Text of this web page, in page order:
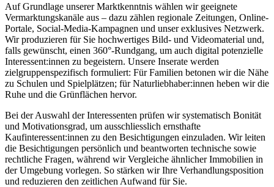
Auf Grundlage unserer Marktkenntnis wählen wir geeignete
Vermarktungskanäle aus – dazu zählen regionale Zeitungen, Online-
Portale, Social-Media-Kampagnen und unser exklusives Netzwerk.
Wir produzieren für Sie hochwertiges Bild- und Videomaterial und,
falls gewünscht, einen 360°-Rundgang, um auch digital potenzielle
Interessent:innen zu begeistern. Unsere Inserate werden
zielgruppenspezifisch formuliert: Für Familien betonen wir die Nähe
zu Schulen und Spielplätzen; für Naturliebhaber:innen heben wir die
Ruhe und die Grünflächen hervor.
Bei der Auswahl der Interessenten prüfen wir systematisch Bonität
und Motivationsgrad, um ausschliesslich ernsthafte
Kaufinteressent:innen zu den Besichtigungen einzuladen. Wir leiten
die Besichtigungen persönlich und beantworten technische sowie
rechtliche Fragen, während wir Vergleiche ähnlicher Immobilien in
der Umgebung vorlegen. So stärken wir Ihre Verhandlungsposition
und reduzieren den zeitlichen Aufwand für Sie.